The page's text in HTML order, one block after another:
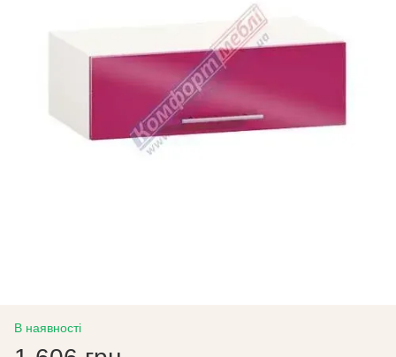
В наявності